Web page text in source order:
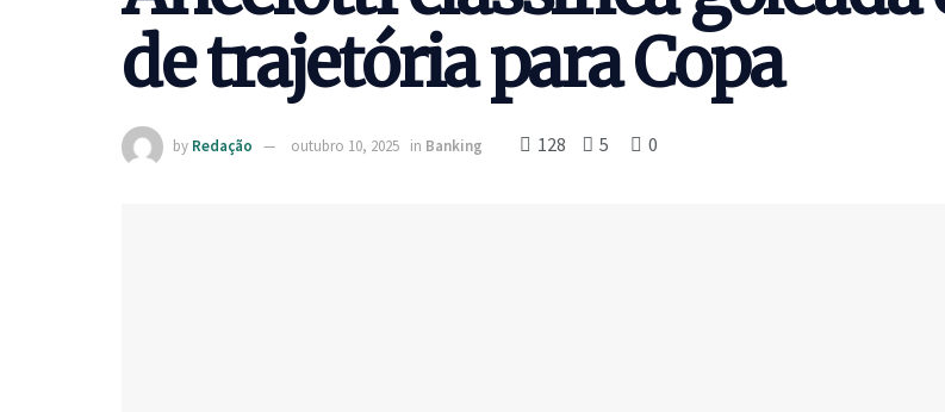
de trajetória para Copa
by Redação outubro 10, 2025 in Banking 128 5 0